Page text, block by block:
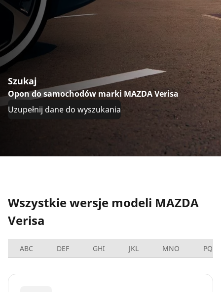
Szukaj
Opon do samochodów marki MAZDA Verisa
Uzupełnij dane do wyszukania
Wszystkie wersje modeli MAZDA
Verisa
ABC DEF GHI JKL MNO PQRS